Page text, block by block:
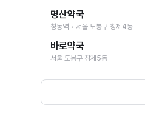
명산약국
창동역 • 서울 도봉구 창제4동
바로약국
서울 도봉구 창제5동